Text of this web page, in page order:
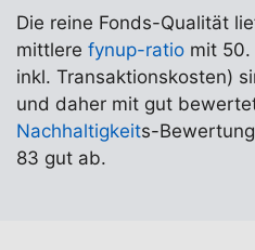
Die reine Fonds-Qualität
mittlere fynup-ratio mit 50.
inkl. Transaktionskosten)
und daher mit gut
Nachhaltigkeits-
83 gut ab.